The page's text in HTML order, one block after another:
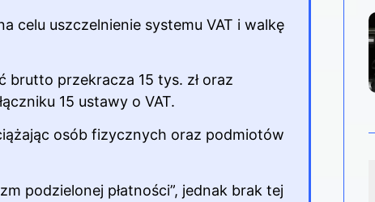
celu uszczelnienie systemu VAT i walkę
brutto przekracza 15 tys. zł oraz
15 ustawy o VAT.
osób fizycznych oraz podmiotów
podzielonej płatności”, jednak brak tej